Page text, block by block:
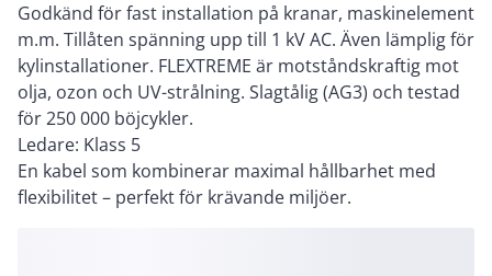
Godkänd för fast installation på kranar, maskinelement
m.m. Tillåten spänning upp till 1 kV AC. Även lämplig för
kylinstallationer. FLEXTREME är motståndskraftig mot
olja, ozon och UV-strålning. Slagtålig (AG3) och testad
för 250 000 böjcykler.
Ledare: Klass 5
En kabel som kombinerar maximal hållbarhet med
flexibilitet – perfekt för krävande miljöer.